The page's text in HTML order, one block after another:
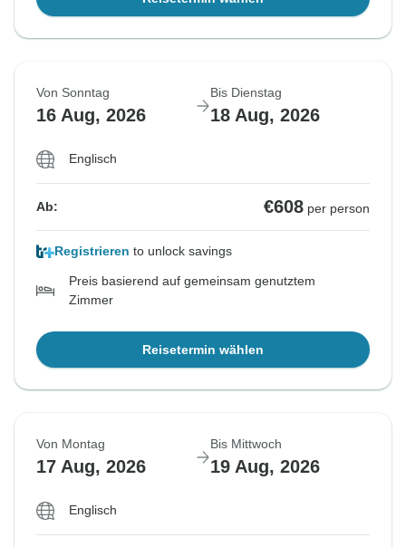
Von Sonntag
16 Aug, 2026
Bis Dienstag
18 Aug, 2026
Englisch
Ab: €608 per person
Registrieren to unlock savings
Preis basierend auf gemeinsam genutztem
Zimmer
Reisetermin wählen
Von Montag
17 Aug, 2026
Bis Mittwoch
19 Aug, 2026
Englisch